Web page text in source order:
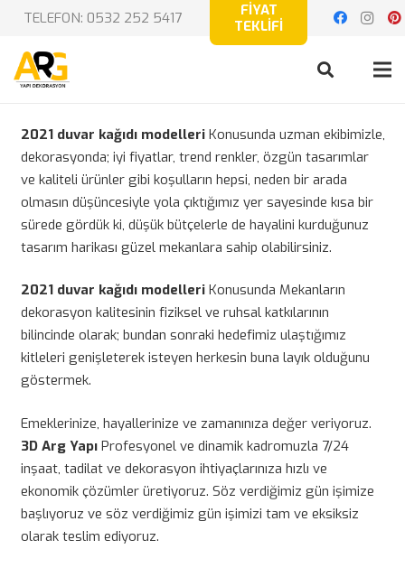
TELEFON: 0532 252 5417
FİYAT
TEKLİFİ
2021 duvar kağıdı modelleri Konusunda uzman ekibimizle,
dekorasyonda; iyi fiyatlar, trend renkler, özgün tasarımlar
ve kaliteli ürünler gibi koşulların hepsi, neden bir arada
olmasın düşüncesiyle yola çıktığımız yer sayesinde kısa bir
sürede gördük ki, düşük bütçelerle de hayalini kurduğunuz
tasarım harikası güzel mekanlara sahip olabilirsiniz.
2021 duvar kağıdı modelleri Konusunda Mekanların
dekorasyon kalitesinin fiziksel ve ruhsal katkılarının
bilincinde olarak; bundan sonraki hedefimiz ulaştığımız
kitleleri genişleterek isteyen herkesin buna layık olduğunu
göstermek.
Emeklerinize, hayallerinize ve zamanınıza değer veriyoruz.
3D Arg YapıProfesyonel ve dinamik kadromuzla 7/24
inşaat, tadilat ve dekorasyon ihtiyaçlarınıza hızlı ve
ekonomik çözümler üretiyoruz. Söz verdiğimiz gün işimize
başlıyoruz ve söz verdiğimiz gün işimizi tam ve eksiksiz
olarak teslim ediyoruz.